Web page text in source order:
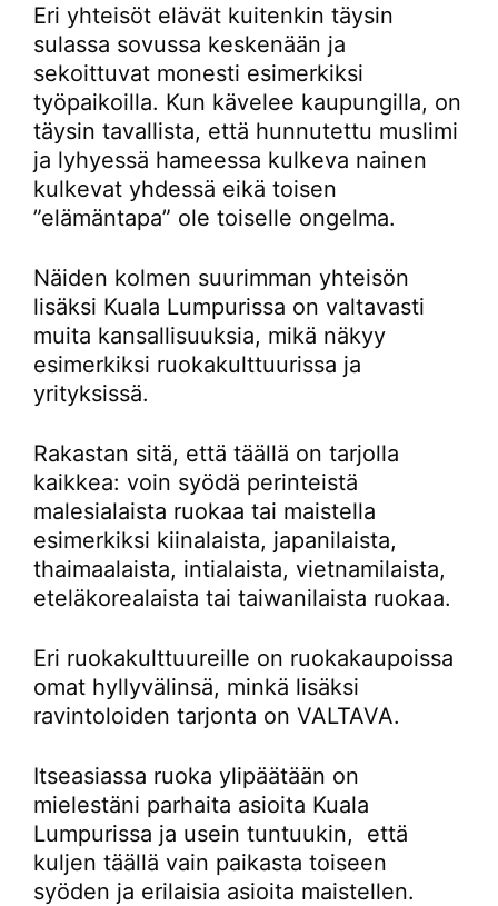
Eri yhteisöt elävät kuitenkin täysin
sulassa sovussa keskenään ja
sekoittuvat monesti esimerkiksi
työpaikoilla. Kun kävelee kaupungilla, on
täysin tavallista, että hunnutettu muslimi
ja lyhyessä hameessa kulkeva nainen
kulkevat yhdessä eikä toisen
”elämäntapa” ole toiselle ongelma.
Näiden kolmen suurimman yhteisön
lisäksi Kuala Lumpurissa on valtavasti
muita kansallisuuksia, mikä näkyy
esimerkiksi ruokakulttuurissa ja
yrityksissä.
Rakastan sitä, että täällä on tarjolla
kaikkea: voin syödä perinteistä
malesialaista ruokaa tai maistella
esimerkiksi kiinalaista, japanilaista,
thaimaalaista, intialaista, vietnamilaista,
eteläkorealaista tai taiwanilaista ruokaa.
Eri ruokakulttuureille on ruokakaupoissa
omat hyllyvälinsä, minkä lisäksi
ravintoloiden tarjonta on VALTAVA.
Itseasiassa ruoka ylipäätään on
mielestäni parhaita asioita Kuala
Lumpurissa ja usein tuntuukin, että
kuljen täällä vain paikasta toiseen
syöden ja erilaisia asioita maistellen.